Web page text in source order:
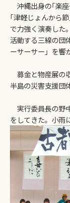
沖縄出身の｢楽
｢津軽じょんから
で力強く演奏した
活動する三線の団
ーサーサー」を響
募金と物産展の
半島の災害支援団
実行委員長の野
をしてきた。小雨